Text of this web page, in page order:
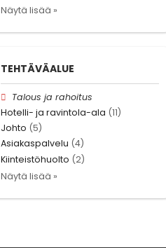
Näytä lisää »
TEHTÄVÄALUE
Talous ja rahoitus
Hotelli- ja ravintola-ala (11)
Johto (5)
Asiakaspalvelu (4)
Kiinteistöhuolto (2)
Näytä lisää »